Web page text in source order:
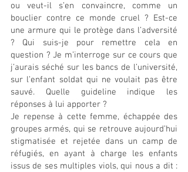
ou veut-il s’en convaincre, comme un
bouclier contre ce monde cruel ? Est-ce
une armure qui le protège dans l’adversité
? Qui suis-je pour remettre cela en
question ? Je m’interroge sur ce cours que
j’aurais séché sur les bancs de l’université,
sur l’enfant soldat qui ne voulait pas être
sauvé. Quelle guideline indique les
réponses à lui apporter ?
Je repense à cette femme, échappée des
groupes armés, qui se retrouve aujourd’hui
stigmatisée et rejetée dans un camp de
réfugiés, en ayant à charge les enfants
issus de ses multiples viols, qui nous a dit :